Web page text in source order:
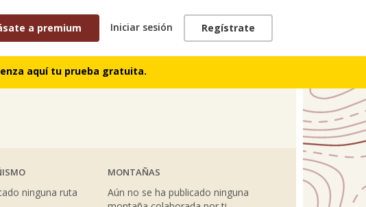
a premium Iniciar sesión Regístrate
aquí tu prueba gratuita.
TRACKS
ninguna ruta
MONTAÑAS
Aún no se ha publicado ninguna